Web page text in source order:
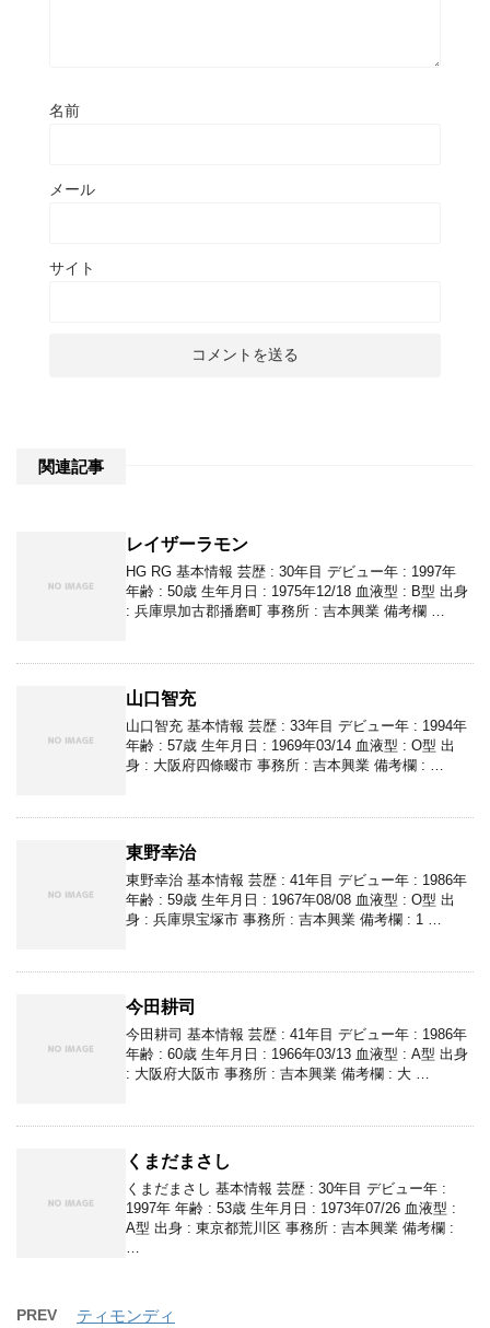
名前
メール
サイト
関連記事
レイザーラモン
HG RG 基本情報 芸歴 : 30年目 デビュー年 : 1997年
年齢 : 50歳 生年月日 : 1975年12/18 血液型 : B型 出身
: 兵庫県加古郡播磨町 事務所 : 吉本興業 備考欄 …
山口智充
山口智充 基本情報 芸歴 : 33年目 デビュー年 : 1994年
年齢 : 57歳 生年月日 : 1969年03/14 血液型 : O型 出
身 : 大阪府四條畷市 事務所 : 吉本興業 備考欄 : …
東野幸治
東野幸治 基本情報 芸歴 : 41年目 デビュー年 : 1986年
年齢 : 59歳 生年月日 : 1967年08/08 血液型 : O型 出
身 : 兵庫県宝塚市 事務所 : 吉本興業 備考欄 : 1 …
今田耕司
今田耕司 基本情報 芸歴 : 41年目 デビュー年 : 1986年
年齢 : 60歳 生年月日 : 1966年03/13 血液型 : A型 出身
: 大阪府大阪市 事務所 : 吉本興業 備考欄 : 大 …
くまだまさし
くまだまさし 基本情報 芸歴 : 30年目 デビュー年 :
1997年 年齢 : 53歳 生年月日 : 1973年07/26 血液型 :
A型 出身 : 東京都荒川区 事務所 : 吉本興業 備考欄 :
PREV ティモンディ